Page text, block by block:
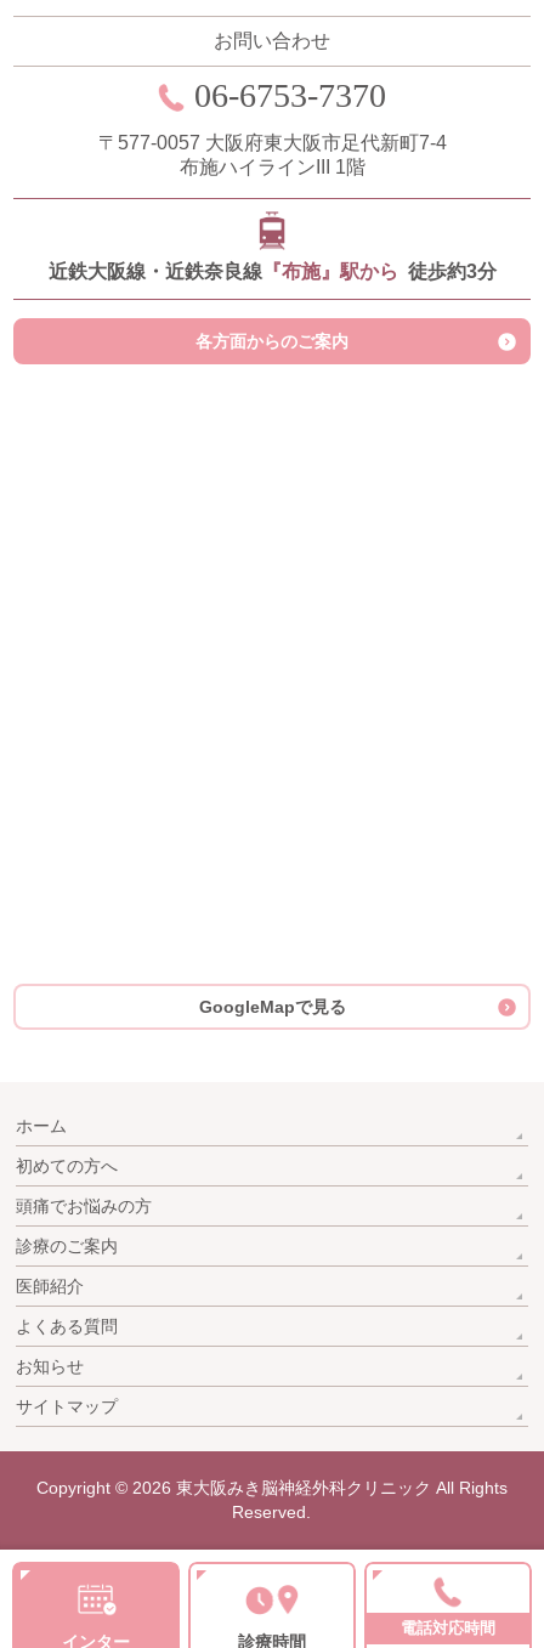
お問い合わせ
06-6753-7370
〒577-0057 大阪府東大阪市足代新町7-4
布施ハイラインIII 1階
近鉄大阪線・近鉄奈良線 『布施』駅から 徒歩約3分
各方面からのご案内
GoogleMapで見る
ホーム
初めての方へ
頭痛でお悩みの方
診療のご案内
医師紹介
よくある質問
お知らせ
サイトマップ
Copyright © 2026 東大阪みき脳神経外科クリニック All Rights
Reserved.
インター 診療時間
電話対応時間